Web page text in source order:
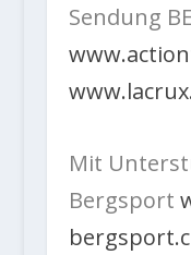
Sendung
Mit
Bergsport